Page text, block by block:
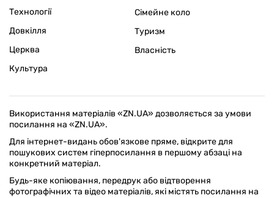
Технології
Довкілля
Церква
Культура
Сімейне коло
Туризм
Власність
Використання матеріалів «ZN.UA» дозволяється за умови
посилання на «ZN.UA».
Для інтернет-видань обов'язкове пряме, відкрите для
пошукових систем гіперпосилання в першому абзаці на
конкретний матеріал.
Будь-яке копіювання, передрук або відтворення
фотографічних та відео матеріалів, які містять посилання на